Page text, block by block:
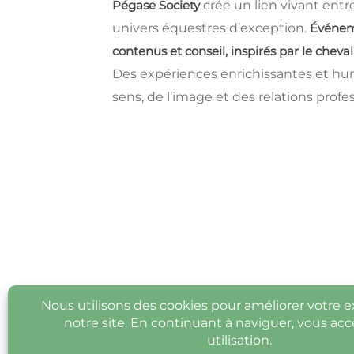
Pégase Societycrée un lien vivant
univers équestres d’exception.
contenus et conseil, inspirés par le
Des expériences enrichissantes et
sens, de l’image et des relations
© Pégase Society 2026 - Tous droits